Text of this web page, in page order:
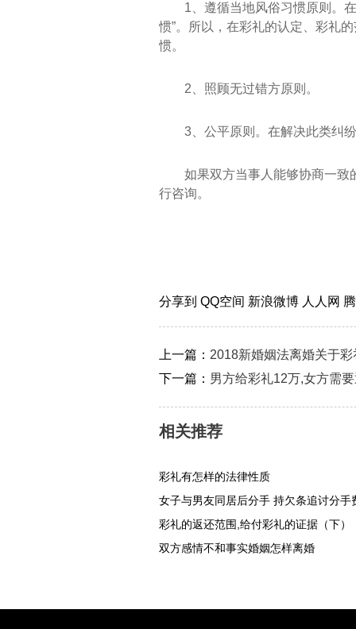
1、遵循当地风俗习惯原则。
惯”。所以，在彩礼的认定、彩礼
惯。
2、照顾无过错方原则。
3、公平原则。在解决此类纠
如果双方当事人能够协商一致
行咨询。
分享到 QQ空间 新浪微博 人人网
上一篇： 2018新婚姻法离婚关于
下一篇： 男方给彩礼12万,女方需
相关推荐
彩礼有怎样的法律性质
女子与男友同居后分手 持欠条追讨分手
彩礼的返还范围,给付彩礼的证据（下）
双方感情不和事实婚姻怎样离婚